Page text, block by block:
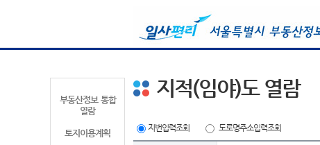
부동산정보 통합
열람
토지이용계획
지적(임야)도 열람
지번입력조회 도로명주소입력조회